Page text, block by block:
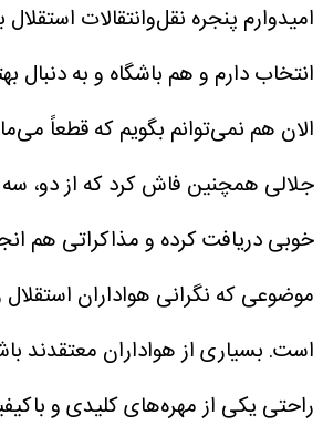
امیدوارم پنجره نقل‌وانتقالات
انتخاب دارم و هم باشگاه و به دنبال
الان هم نمی‌توانم بگویم که قطعاً
جلالی همچنین فاش کرد که از دو،
خوبی دریافت کرده و مذاکراتی هم
موضوعی که نگرانی هواداران استقلال
است. بسیاری از هواداران معتقدند
راحتی یکی از مهره‌های کلیدی و